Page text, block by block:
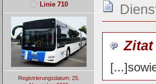
Linie 710
Registrierungsdatum: 25.
Zitat